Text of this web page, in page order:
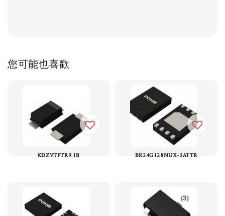
您可能也喜歡
KDZVTFTR9.1B BR24G128NUX-3ATTR